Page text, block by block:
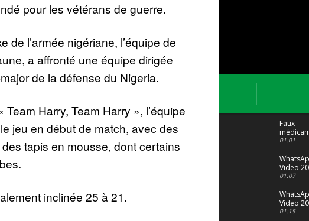
pour les vétérans de guerre.
de l’armée nigériane, l’équipe de
a affronté une équipe dirigée
de la défense du Nigeria.
Harry, Team Harry », l’équipe
jeu en début de match, avec des
tapis en mousse, dont certains
inclinée 25 à 21.
Faux
: Le trafic
malgré
01:01
Video
04 at 15
01:07
Video
29 at 12
01:15